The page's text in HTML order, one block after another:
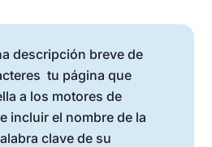
descripción breve de
tu página que
a los motores de
incluir el nombre de la
clave de su